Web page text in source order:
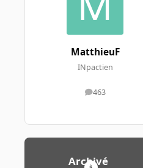
MatthieuF
INpactien
463
messages
Archivé